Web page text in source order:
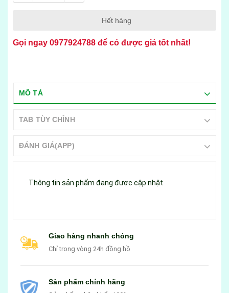
Hết hàng
Gọi ngay 0977924788 để có được giá tốt nhất!
MÔ TẢ
TAB TÙY CHỈNH
ĐÁNH GIÁ(APP)
Thông tin sản phẩm đang được cập nhật
Giao hàng nhanh chóng
Chỉ trong vòng 24h đồng hồ
Sản phẩm chính hãng